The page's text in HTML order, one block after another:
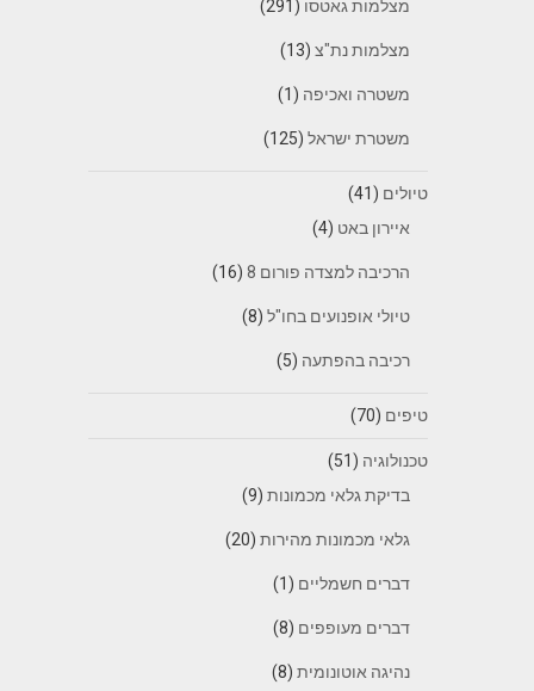
מצלמות גאטסו (291)
מצלמות נת"צ(13)
משטרה ואכיפה (1)
משטרת ישראל(125)
טיולים (41)
איירון באט (4)
הרכיבה למצדה פורום 8 (16)
טיולי אופנועים בחו"ל(8)
רכיבה בהפתעה (5)
טיפים (70)
טכנולוגיה (51)
בדיקת גלאי מכמונות(9)
גלאי מכמונות מהירות(20)
דברים חשמליים (1)
דברים מעופפים (8)
נהיגה אוטונומית(8)